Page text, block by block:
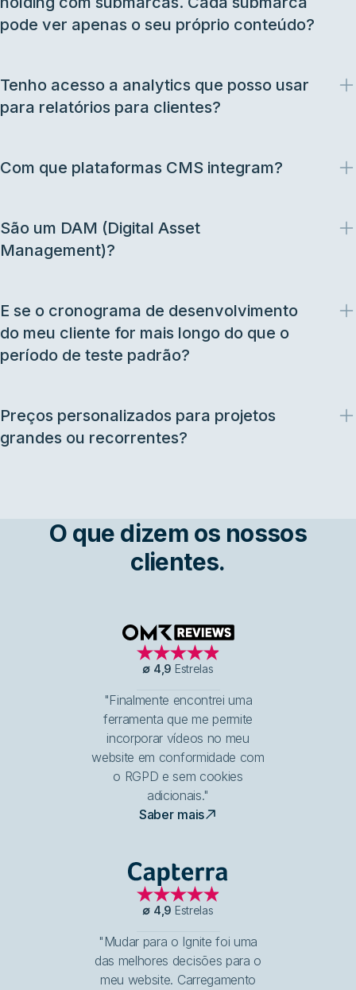
pode ver apenas o seu próprio conteúdo?
Tenho acesso a analytics que posso usar
para relatórios para clientes?
Com que plataformas CMS integram?
São um DAM (Digital Asset
Management)?
E se o cronograma de desenvolvimento
do meu cliente for mais longo do que o
período de teste padrão?
Preços personalizados para projetos
grandes ou recorrentes?
O que dizem os nossos
clientes.
OMR Reviews
∅ 4,9 Estrelas
"Finalmente encontrei uma
ferramenta que me permite
incorporar vídeos no meu
website em conformidade com
o RGPD e sem cookies
adicionais."
Saber mais
Capterra
∅ 4,9 Estrelas
"Mudar para o Ignite foi uma
das melhores decisões para o
meu website. Carregamento